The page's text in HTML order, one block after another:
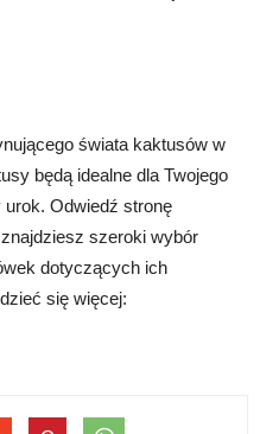
świata kaktusów w
będą idealne dla Twojego
urok. Odwiedź stronę
szeroki wybór
dotyczących ich
się więcej: